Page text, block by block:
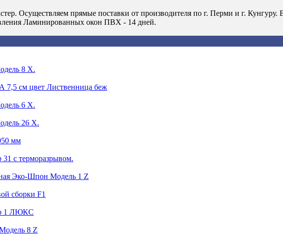
Осуществляем прямые поставки от производителя по г. Перми и г.
Ламинированных окон ПВХ - 14 дней.
8 Х.
см цвет Лиственница беж
6 Х.
26 Х.
мм
31 с терморазрывом.
Эко-Шпон Модель 1 Z
сборки F1
1 ЛЮКС
8 Z